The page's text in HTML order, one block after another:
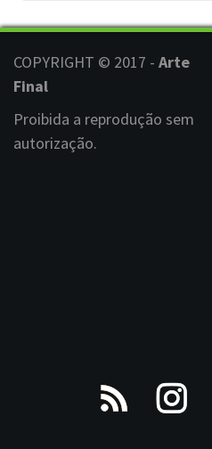
COPYRIGHT © 2017 - Arte
Final
Proibida a reprodução sem
autorização.